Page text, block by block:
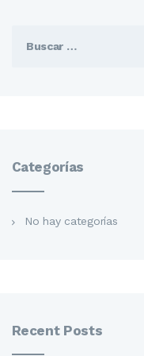
Categorías
No hay categorías
Recent Posts